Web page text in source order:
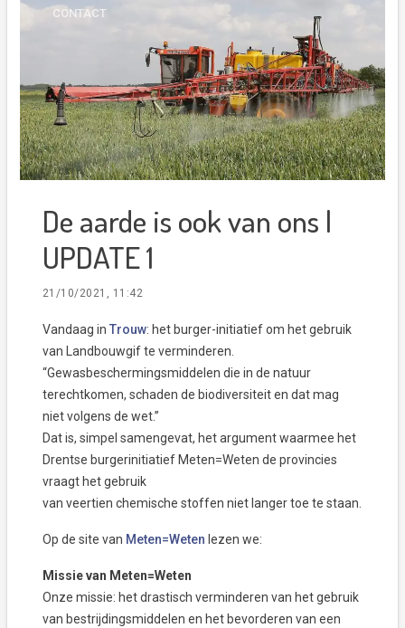
CONTACT
De aarde is ook van ons |
UPDATE 1
21/10/2021, 11:42
Vandaag in Trouw: het burger-initiatief om het gebruik
van Landbouwgif te verminderen.
“Gewasbeschermingsmiddelen die in de natuur
terechtkomen, schaden de biodiversiteit en dat mag
niet volgens de wet.”
Dat is, simpel samengevat, het argument waarmee het
Drentse burgerinitiatief Meten=Weten de provincies
vraagt het gebruik
van veertien chemische stoffen niet langer toe te staan.
Op de site van Meten=Weten lezen we:
Missie van Meten=Weten
Onze missie: het drastisch verminderen van het gebruik
van bestrijdingsmiddelen en het bevorderen van een